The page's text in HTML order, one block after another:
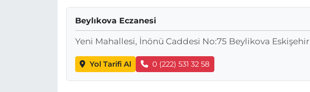
Beylıkova Eczanesi
Yeni Mahallesi, İnönü Caddesi No:75 Beylikova Eskişehir
Yol Tarifi Al 0 (222) 531 32 58